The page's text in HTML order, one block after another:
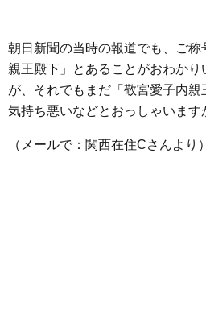
朝日新聞の当時の報道でも、ご
親王殿下」とあることがおわか
が、それでもまだ「敬宮愛子内
気持ち悪いなどとおっしゃいます
（メールで：関西在住Cさんより）